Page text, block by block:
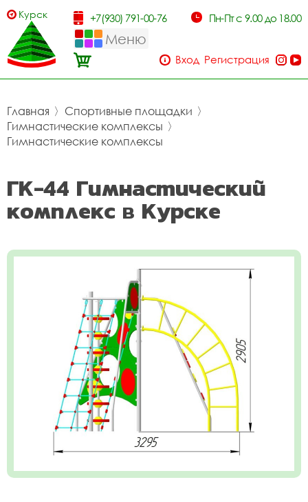
Курск +7(930) 791-00-76 Пн-Пт с 9.00 до 18.00
Меню
Вход Регистрация
Главная 〉 Спортивные площадки 〉
Гимнастические комплексы 〉
Гимнастические комплексы
ГК-44 Гимнастический
комплекс в Курске